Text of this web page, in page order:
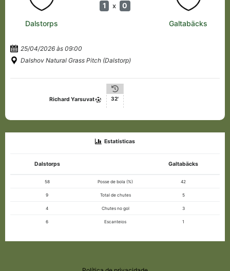
1 x 0
Dalstorps Galtabäcks
25/04/2026 às 09:00
Dalshov Natural Grass Pitch (Dalstorp)
Richard Yarsuvat 32'
Estatísticas
Dalstorps Galtabäcks
58 Posse de bola (%) 42
9 Total de chutes 5
4 Chutes no gol 3
6 Escanteios 1